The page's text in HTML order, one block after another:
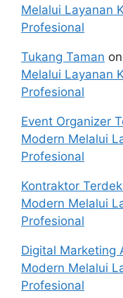
Melalui Layanan
Profesional
Tukang Taman on
Melalui Layanan
Profesional
Event Organizer
Modern Melalui
Profesional
Kontraktor
Modern Melalui
Profesional
Digital Marketing
Modern Melalui
Profesional